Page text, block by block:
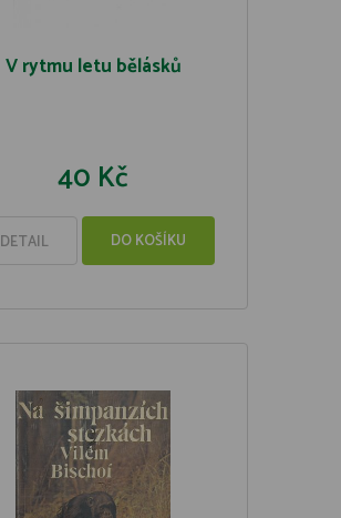
V rytmu letu bělásků
40 Kč
DETAIL DO KOŠÍKU